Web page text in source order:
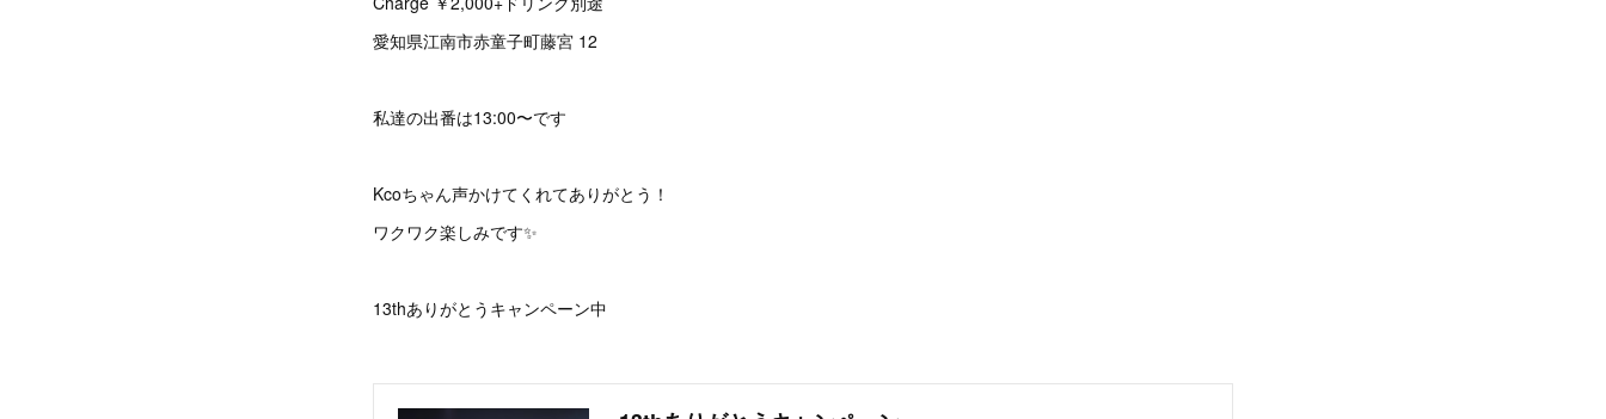
愛知県江南市赤童子町藤宮 12
私達の出番は13:00〜です
Kcoちゃん声かけてくれてありがとう！
ワクワク楽しみです✨
13thありがとうキャンペーン中